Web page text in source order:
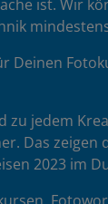
ist. Wir
zu jedem
Das
2023 im